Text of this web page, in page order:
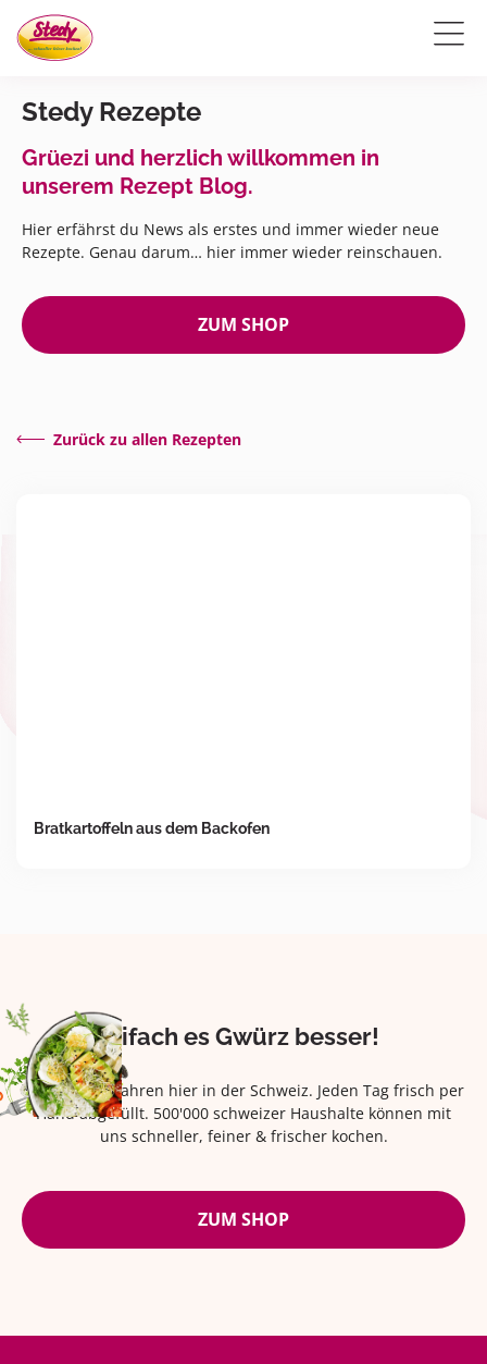
Stedy Rezepte
Grüezi und herzlich willkommen in
unserem Rezept Blog.
Hier erfährst du News als erstes und immer wieder neue
Rezepte. Genau darum… hier immer wieder reinschauen.
ZUM SHOP
Zurück zu allen Rezepten
Bratkartoffeln aus dem Backofen
Eifach es Gwürz besser!
Seit über 42 Jahren hier in der Schweiz. Jeden Tag frisch per
Hand abgefüllt. 500'000 schweizer Haushalte können mit
uns schneller, feiner & frischer kochen.
ZUM SHOP